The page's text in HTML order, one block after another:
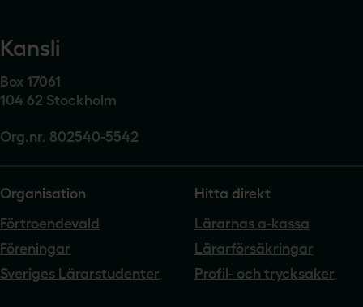
Kansli
Box 17061
104 62 Stockholm
Org.nr. 802540-5542
Organisation
Förtroendevald
Föreningar
Sveriges Lärarstudenter
Hitta direkt
Lärarnas a-kassa
Lärarförsäkringar
Profil- och trycksaker